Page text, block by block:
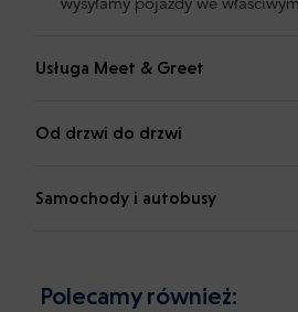
wysyłamy pojazdy we
Usługa Meet & Greet
Od drzwi do drzwi
Samochody i autobusy
Polecamy również: